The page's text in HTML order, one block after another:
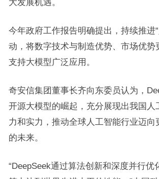
大发展机遇。
今年政府工作报告明确提出，持续推进
动，将数字技术与制造优势、市场优势
支持大模型广泛应用。
奇安信集团董事长齐向东委员认为，
开源大模型的崛起，充分展现出我国人
力和实力，推动全球人工智能行业迈向
的未来。
“DeepSeek通过算法创新和深度并行优